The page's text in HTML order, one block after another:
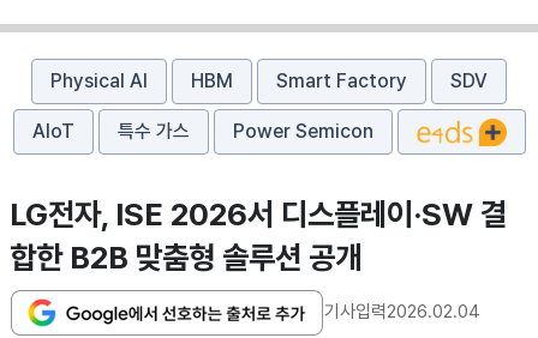
Physical AI HBM Smart Factory SDV
AIoT 특수 가스 Power Semicon
LG전자, ISE 2026서 디스플레이·SW 결
합한 B2B 맞춤형 솔루션 공개
기사입력2026.02.04